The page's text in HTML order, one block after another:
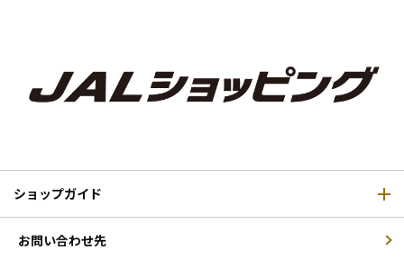
ショップガイド
お問い合わせ先